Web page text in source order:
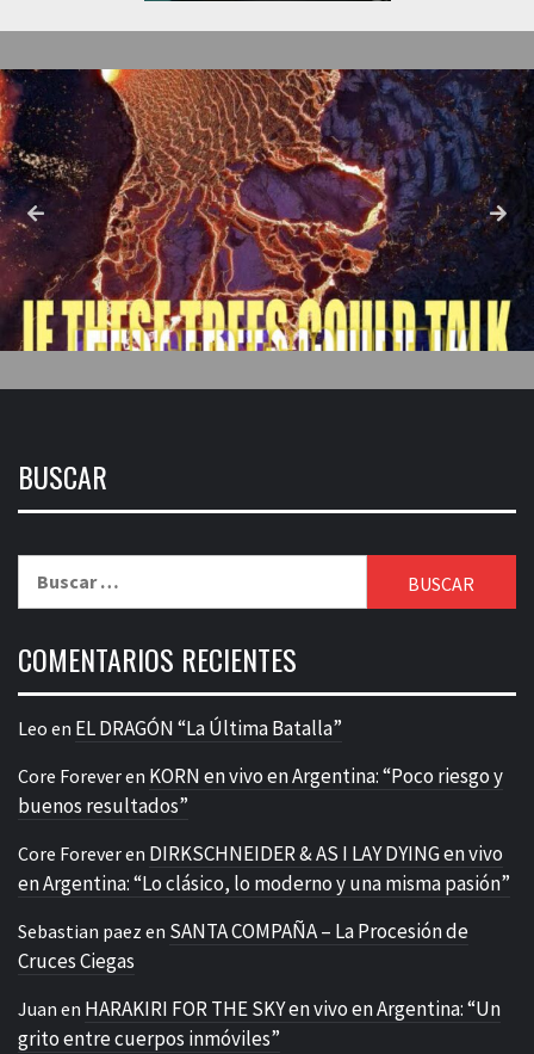
BUSCAR
COMENTARIOS RECIENTES
Leo en EL DRAGÓN “La Última Batalla”
Core Foreveren KORN en vivo en Argentina: “Poco riesgo y
buenos resultados”
Core Foreveren DIRKSCHNEIDER & AS I LAY DYING en vivo
en Argentina: “Lo clásico, lo moderno y una misma pasión”
Sebastian paez en SANTA COMPAÑA – La Procesión de
Cruces Ciegas
Juan en HARAKIRI FOR THE SKY en vivo en Argentina: “Un
grito entre cuerpos inmóviles”